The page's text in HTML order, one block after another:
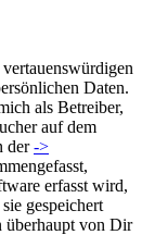
Daten.
als Betreiber,
auf dem
der->
erfasst wird,
gespeichert
überhaupt von Dir